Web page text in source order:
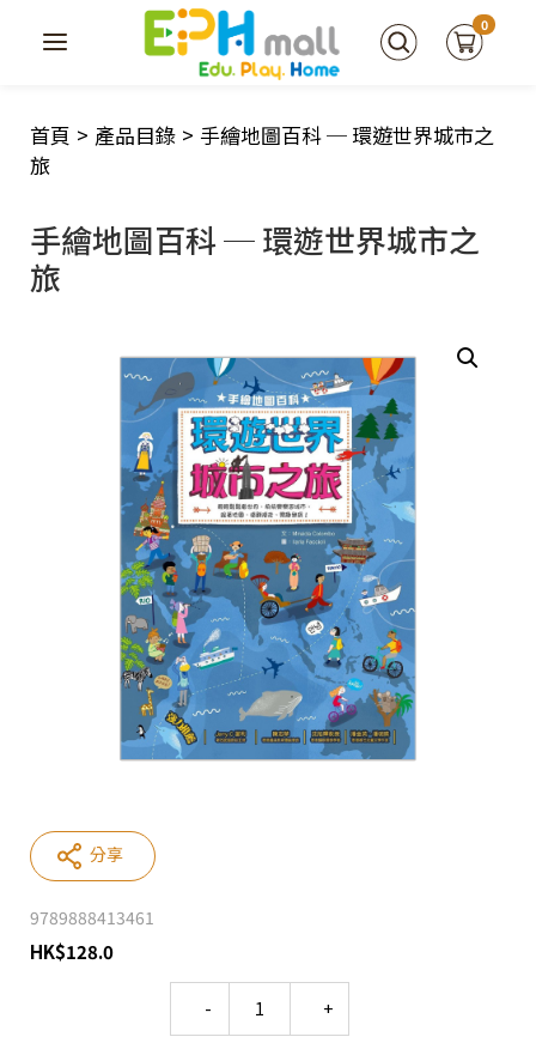
0
首頁 > 產品目錄 > 手繪地圖百科 ─ 環遊世界城市之
旅
手繪地圖百科 ─ 環遊世界城市之
旅
9789888413461
HK$128.0
分享